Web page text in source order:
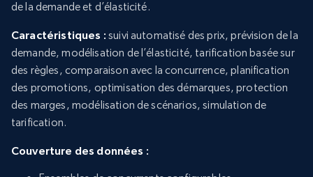
de la demande et d’élasticité.
Caractéristiques : suivi automatisé des prix, prévision de la
demande, modélisation de l’élasticité, tarification basée sur
des règles, comparaison avec la concurrence, planification
des promotions, optimisation des démarques, protection
des marges, modélisation de scénarios, simulation de
tarification.
Couverture des données :